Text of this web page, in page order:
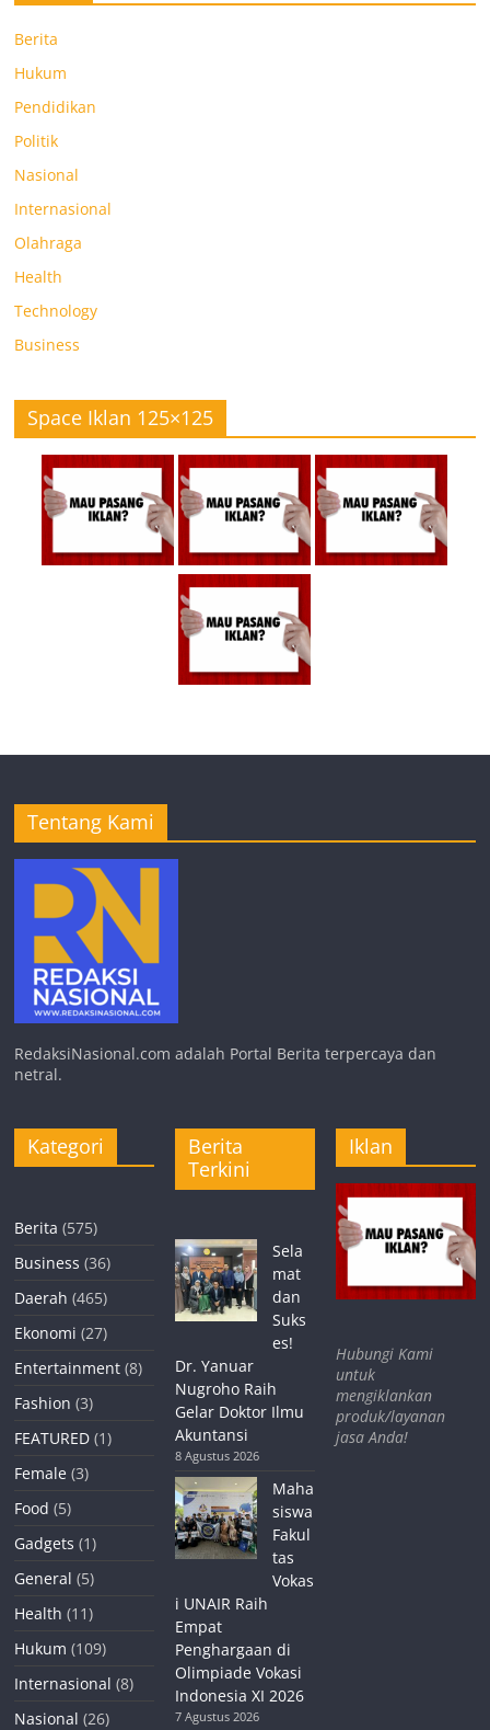
Berita
Hukum
Pendidikan
Politik
Nasional
Internasional
Olahraga
Health
Technology
Business
Space Iklan 125×125
Tentang Kami
RedaksiNasional.com adalah Portal Berita terpercaya dan
netral.
Kategori
Berita (575)
Business (36)
Daerah (465)
Ekonomi (27)
Entertainment (8)
Fashion (3)
FEATURED (1)
Female (3)
Food (5)
Gadgets (1)
General (5)
Health (11)
Hukum (109)
Internasional (8)
Nasional (26)
Berita
Terkini
Sela
mat
dan
Suks
es!
Dr. Yanuar
Nugroho Raih
Gelar Doktor Ilmu
Akuntansi
8 Agustus 2026
Maha
siswa
Fakul
tas
Vokas
i UNAIR Raih
Empat
Penghargaan di
Olimpiade Vokasi
Indonesia XI 2026
7 Agustus 2026
Iklan
Hubungi Kami
untuk
mengiklankan
produk/layanan
jasa Anda!